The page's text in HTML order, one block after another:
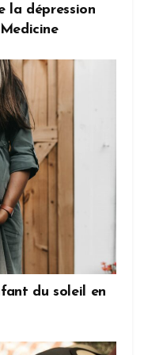
la dépression
du soleil en